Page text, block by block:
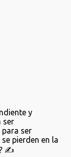
y
ser
ser
pierden en la
✍️